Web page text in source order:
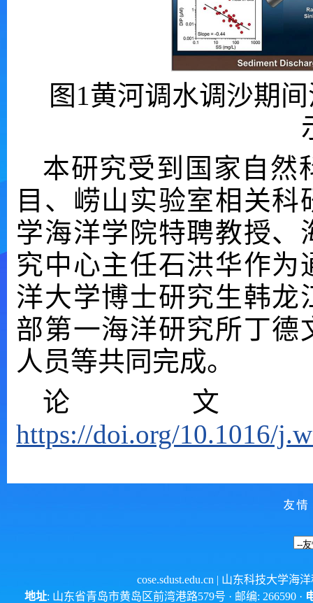
图1黄河调水调沙期
本研究受到国家自
目、崂山实验室相关
学海洋学院特聘教授、
究中心主任石洪华作
洋大学博士研究生韩龙
部第一海洋研究所丁德
人员等共同完成。
论文
https://doi.org/10.1016/
cose.sdust.edu.cn | 山东科技大学海
地址: 山东省青岛市黄岛区前湾港路579号 · 邮编: 266590 ·